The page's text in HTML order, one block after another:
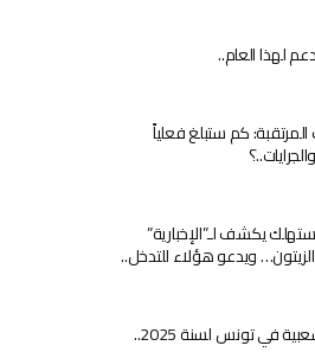
لهذا العام..
كم ستبلغ فعلياً
يكشف لـ”الإخبارية”
ويدعو هؤلاء للتدخل..
في تونس لسنة 2025..